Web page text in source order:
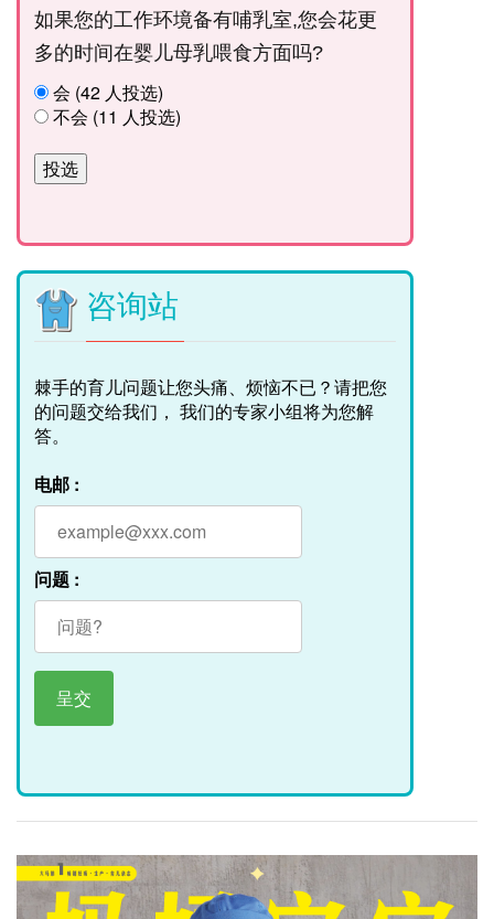
如果您的工作环境备有哺乳室,您会花更
多的时间在婴儿母乳喂食方面吗?
会 (42 人投选)
不会 (11 人投选)
咨询站
棘手的育儿问题让您头痛、烦恼不已？请把您
的问题交给我们， 我们的专家小组将为您解
答。
电邮 :
问题 :